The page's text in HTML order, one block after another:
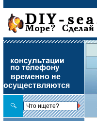
временно не
осуществляются